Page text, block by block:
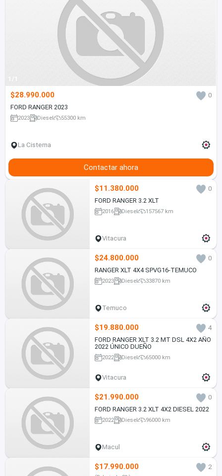
1/1
$28.990.000
0
FORD RANGER 2023
2023 Diesel 55300 km
La Cisterna
Contactar ahora
$11.380.000
0
FORD RANGER 3.2 XLT
2016 Diesel 157567 km
Vitacura
$24.800.000
0
RANGER XLT 4X4 SPVG16-TEMUCO
2023 Diesel 33870 km
Temuco
$19.880.000
4
FORD RANGER XLT 3.2 MT DSL 4X2 AÑO
2022 ÚNICO DUEÑO
2022 Diesel 65000 km
Vitacura
$21.990.000
0
FORD RANGER 3.2 XLT 4X2 DIESEL 2022
2022 Diesel 96000 km
Macul
$17.990.000 2